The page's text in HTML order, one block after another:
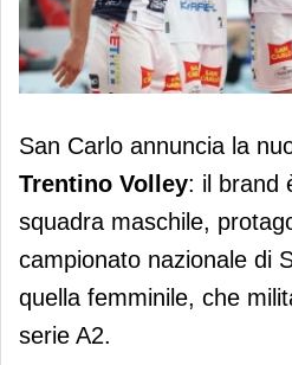
San Carlo rinforza il
lo sport: è il nuovo
Trentino Volley
San Carlo annuncia la
Trentino Volley: il brand
squadra maschile,
campionato nazionale di
quella femminile, che
serie A2.